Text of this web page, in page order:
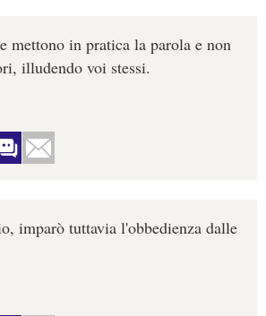
mettono in pratica la parola e non
illudendo voi stessi.
imparò tuttavia l'obbedienza dalle